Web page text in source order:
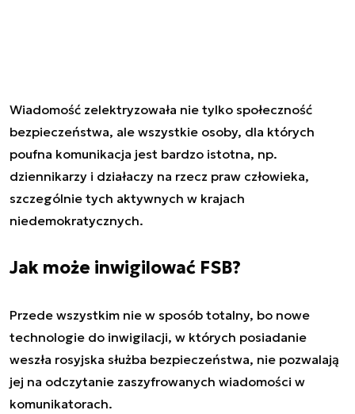
Wiadomość zelektryzowała nie tylko społeczność
bezpieczeństwa, ale wszystkie osoby, dla których
poufna komunikacja jest bardzo istotna, np.
dziennikarzy i działaczy na rzecz praw człowieka,
szczególnie tych aktywnych w krajach
niedemokratycznych.
Jak może inwigilować FSB?
Przede wszystkim nie w sposób totalny, bo nowe
technologie do inwigilacji, w których posiadanie
weszła rosyjska służba bezpieczeństwa, nie pozwalają
jej na odczytanie zaszyfrowanych wiadomości w
komunikatorach.